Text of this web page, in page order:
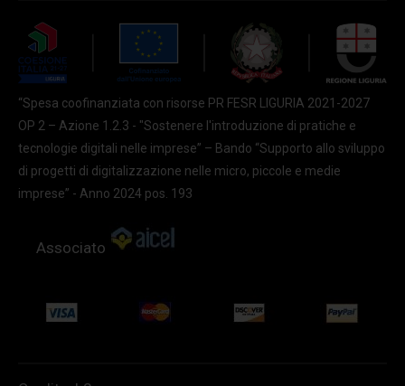
“Spesa coofinanziata con risorse PR FESR LIGURIA 2021-2027
OP 2 – Azione 1.2.3 - "Sostenere l'introduzione di pratiche e
tecnologie digitali nelle imprese” – Bando “Supporto allo sviluppo
di progetti di digitalizzazione nelle micro, piccole e medie
imprese” - Anno 2024 pos. 193
Associato